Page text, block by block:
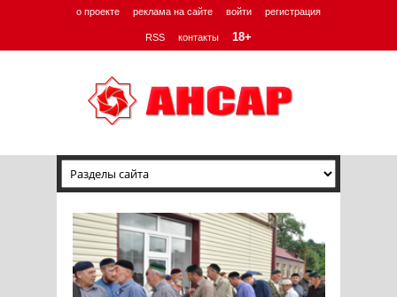
о проекте реклама на сайте войти регистрация
RSS контакты 18+